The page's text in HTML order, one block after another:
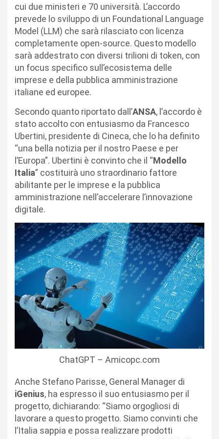
cui due ministeri e 70 università. L’accordo
prevede lo sviluppo di un Foundational Language
Model (LLM) che sarà rilasciato con licenza
completamente open-source. Questo modello
sarà addestrato con diversi trilioni di token, con
un focus specifico sull’ecosistema delle
imprese e della pubblica amministrazione
italiane ed europee.
Secondo quanto riportato dall’ANSA, l’accordo è
stato accolto con entusiasmo da Francesco
Ubertini, presidente di Cineca, che lo ha definito
“una bella notizia per il nostro Paese e per
l’Europa”. Ubertini è convinto che il “Modello
Italia” costituirà uno straordinario fattore
abilitante per le imprese e la pubblica
amministrazione nell’accelerare l’innovazione
digitale.
ChatGPT – Amicopc.com
Anche Stefano Parisse, General Manager di
iGenius, ha espresso il suo entusiasmo per il
progetto, dichiarando: “Siamo orgogliosi di
lavorare a questo progetto. Siamo convinti che
l’Italia sappia e possa realizzare prodotti